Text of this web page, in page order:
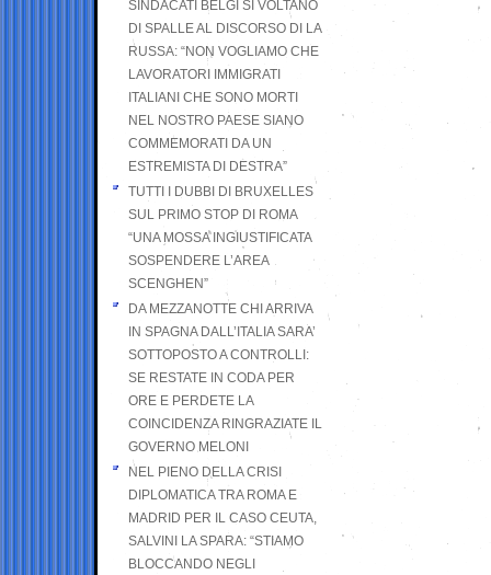
SINDACATI BELGI SI VOLTANO
DI SPALLE AL DISCORSO DI LA
RUSSA: “NON VOGLIAMO CHE
LAVORATORI IMMIGRATI
ITALIANI CHE SONO MORTI
NEL NOSTRO PAESE SIANO
COMMEMORATI DA UN
ESTREMISTA DI DESTRA”
TUTTI I DUBBI DI BRUXELLES
SUL PRIMO STOP DI ROMA
“UNA MOSSA INGIUSTIFICATA
SOSPENDERE L’AREA
SCENGHEN”
DA MEZZANOTTE CHI ARRIVA
IN SPAGNA DALL’ITALIA SARA’
SOTTOPOSTO A CONTROLLI:
SE RESTATE IN CODA PER
ORE E PERDETE LA
COINCIDENZA RINGRAZIATE IL
GOVERNO MELONI
NEL PIENO DELLA CRISI
DIPLOMATICA TRA ROMA E
MADRID PER IL CASO CEUTA,
SALVINI LA SPARA: “STIAMO
BLOCCANDO NEGLI